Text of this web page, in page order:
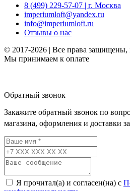
8 (499) 229-57-07 | г. Москва
imperiumloft@yandex.ru
info@imperiumloft.ru
Отзывы о нас
© 2017-2026 | Все права защищены,
Мы принимаем к оплате
Обратный звонок
Закажите обратный звонок по
магазина, оформления и доставки
Я прочитал(а) и согласен(на) с